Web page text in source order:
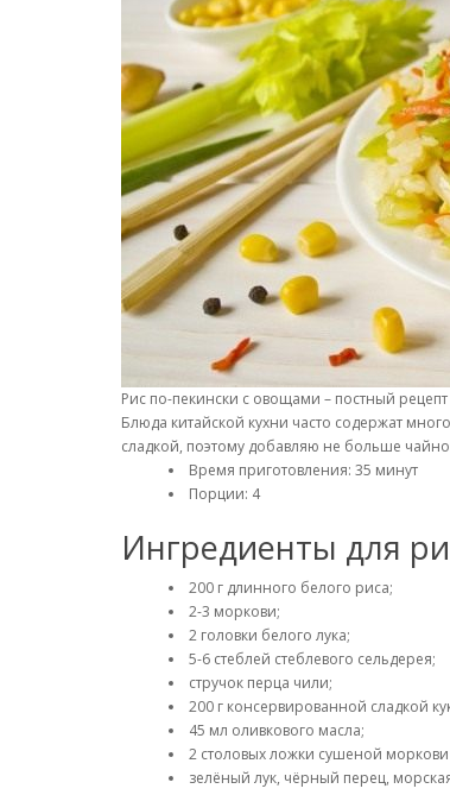
Рис по-пекински с овощами – постный рецепт
Блюда китайской кухни часто содержат
сладкой, поэтому добавляю не больше
Время приготовления: 35 минут
Порции: 4
Ингредиенты для
200 г длинного белого риса;
2-3 моркови;
2 головки белого лука;
5-6 стеблей стеблевого сельдерея;
стручок перца чили;
200 г консервированной сладкой
45 мл оливкового масла;
2 столовых ложки сушеной
зелёный лук, чёрный перец,